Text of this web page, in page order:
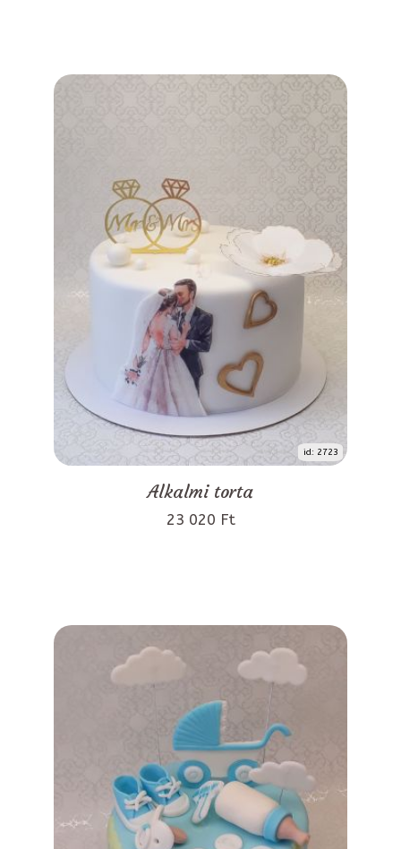
id: 2723
Alkalmi torta
23 020 Ft